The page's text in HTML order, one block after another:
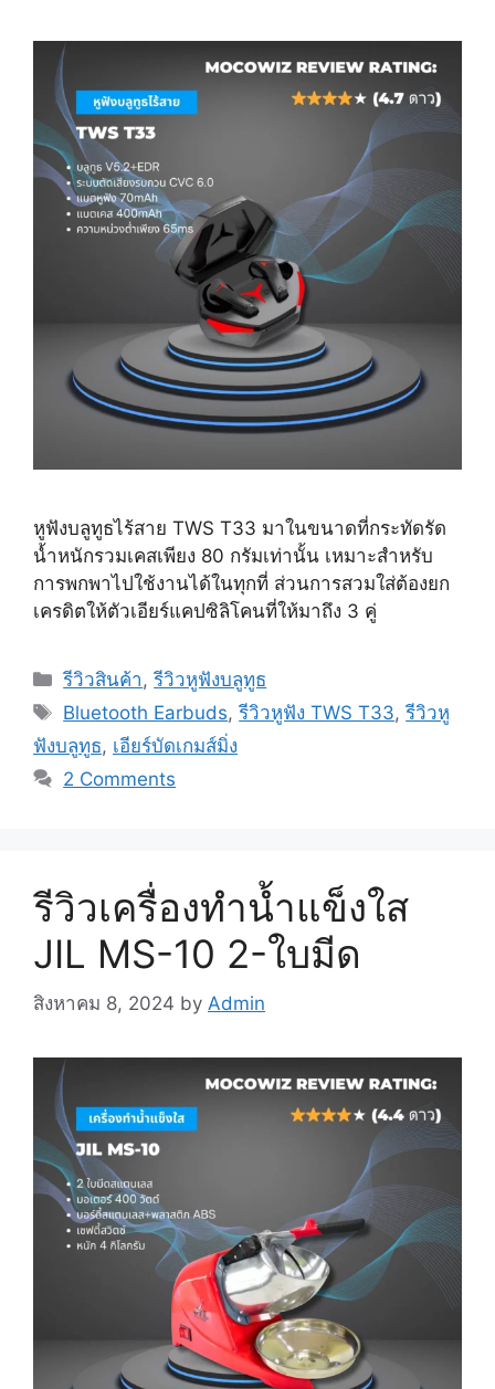
หูฟังบลูทูธไร้สาย TWS T33 มาในขนาดที่กระทัดรัด
น้ำหนักรวมเคสเพียง 80 กรัมเท่านั้น เหมาะสำหรับ
การพกพาไปใช้งานได้ในทุกที่ ส่วนการสวมใส่ต้องยก
เครดิตให้ตัวเอียร์แคปซิลิโคนที่ให้มาถึง 3 คู่
Categories
รีวิวสินค้า,รีวิวหูฟังบลูทูธ
Tags
Bluetooth Earbuds,รีวิวหูฟัง TWS T33,รีวิวหู
ฟังบลูทูธ, เอียร์บัดเกมส์มิ่ง
2 Comments
รีวิวเครื่องทำน้ำแข็งใส
JIL MS-10 2-ใบมีด
สิงหาคม 8, 2024 by Admin